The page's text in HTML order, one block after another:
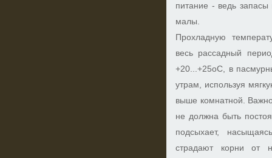
питание - ведь запасы
малы.
Прохладную
весь рассадный
+20...+25оС, в
утрам, используя
выше комнатной.
не должна быть
подсыхает,
страдают корни от